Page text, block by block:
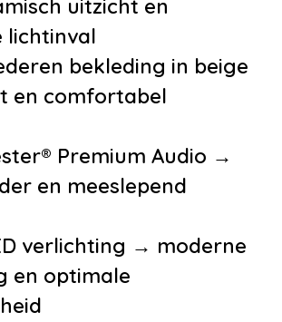
soundsystem
full map +
multifunctioneel
voorbereiding
elektronische
uitzicht en
lichtinval
bekleding in beige
en comfortabel
Premium Audio →
en meeslepend
verlichting → moderne
en optimale